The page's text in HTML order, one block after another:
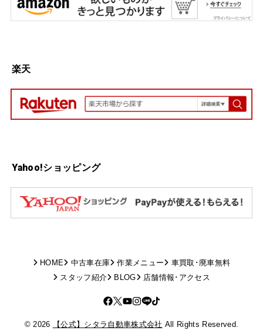
楽天
Yahoo!ショッピング
HOME 中古車在庫 作業メニュー
車買取･廃車無料
スタッフ紹介
BLOG 店舗情報･アクセス
© 2026 【公式】シタラ自動車株式会社 All Rights Reserved.